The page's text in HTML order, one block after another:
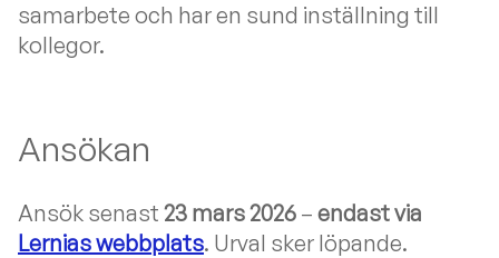
samarbete och har en sund inställning till
kollegor.
Ansökan
Ansök senast 23 mars 2026 – endast via
Lernias webbplats. Urval sker löpande.